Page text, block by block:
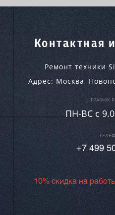
Контактная
Ремонт техники
Адрес: Москва,
ГРАФИК
ПН-ВC c
+7 499
10% скидка на